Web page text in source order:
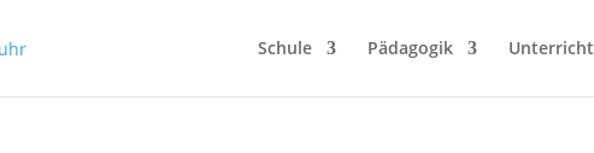
Schule Pädagogik Unterricht